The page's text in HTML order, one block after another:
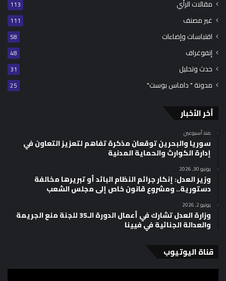
مقالات الرأي 113
غير مصنف 111
اقتباسات وإضاءات 58
إنفوغراف 48
حدث وتحليل 31
مدونة " داماس بوست" 25
أخر الأخبار
منذ أسبوعين
سوريا والبحرين توقعان مذكرة تفاهم لتعزيز التعاون في
إدارة الكوارث والحماية المدنية
يونيو 30, 2026
وزير العدل: إنكار جرائم النظام البائد أو تبريرها مخالفة
دستورية.. ومشروع قانون خاص إلى مجلس الشعب
يونيو 2, 2026
وزارة العدل تشارك في أعمال الدورة الـ35 للجنة منع الجريمة
والعدالة الجنائية في فيينا
قناة اليوتيوب